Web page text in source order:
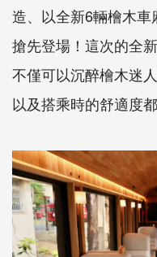
造、以全新6輛檜木
搶先登場！這次的全
不僅可以沉醉檜木迷
以及搭乘時的舒適度